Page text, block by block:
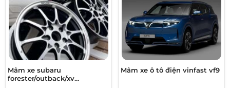
Mâm xe subaru
forester/outback/xv...
Mâm xe ô tô điện vinfast vf9